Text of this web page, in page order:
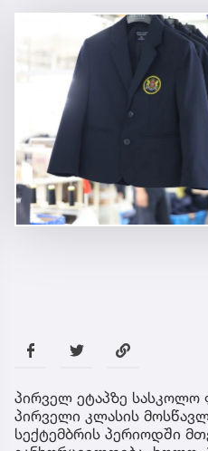
პირველ ეტაპზე სასკოლო
პირველი კლასის
სექტემბრის პერიოდში